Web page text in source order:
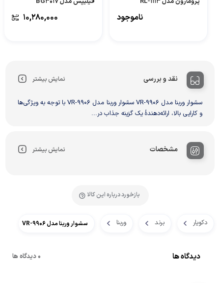
ناموجود ۱۰,۲۸۰,۰۰۰
نقد و بررسی نمایش بیشتر
سشوار وربنا مدل VR-9906 سشوار وربنا مدل VR-9906 با توجه به ویژگی‌ها
و کارایی بالا، ارائه‌دهندهٔ یک گزینه جذاب در...
مشخصات نمایش بیشتر
بازخورد درباره این کالا
دکویار برند وربنا سشوار وربنا مدل VR-9906
دیدگاه ها 0 دیدگاه ها